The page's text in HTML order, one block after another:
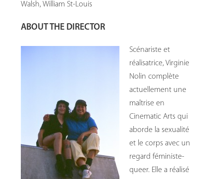
Walsh, William St-Louis
ABOUT THE DIRECTOR
Scénariste et
réalisatrice, Virginie
Nolin complète
actuellement une
maîtrise en
Cinematic Arts qui
aborde la sexualité
et le corps avec un
regard féministe-
queer. Elle a réalisé